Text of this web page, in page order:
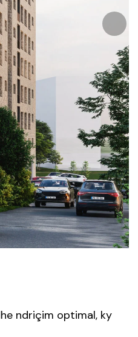
ndriçim optimal, ky